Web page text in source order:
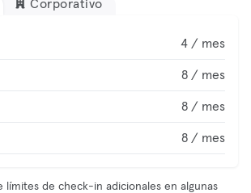
Corporativo
4 / mes
8 / mes
8 / mes
8 / mes
límites de check-in adicionales en algunas